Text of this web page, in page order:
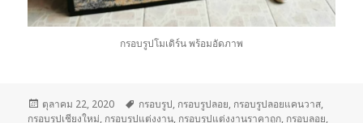
กรอบรูปโมเดิร์น พร้อมอัดภาพ
เขียน
เมื่อ
ตุลาคม 22, 2020
ป้าย
กำกับ
กรอบรูป, กรอบรูปลอย, กรอบรูปลอยแคนวาส,
กรอบรูปเชียงใหม่, กรอบรูปแต่งงาน, กรอบรูปแต่งงานราคาถูก, กรอบลอย,